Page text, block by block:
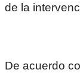
de la
De acuerdo